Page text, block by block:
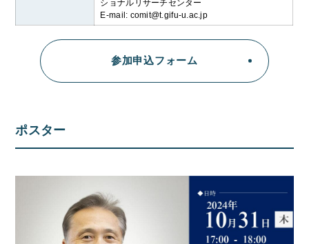
ショナルリサーチセンター
E-mail: comit@t.gifu-u.ac.jp
参加申込フォーム
ポスター